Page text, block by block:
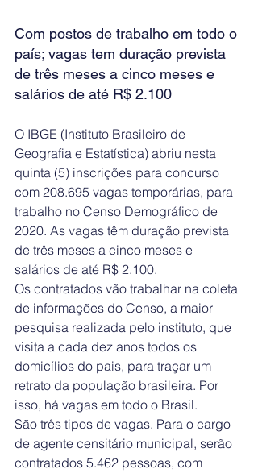
Com postos de trabalho em todo o
país; vagas tem duração prevista
de três meses a cinco meses e
salários de até R$ 2.100
O IBGE (Instituto Brasileiro de
Geografia e Estatística) abriu nesta
quinta (5) inscrições para concurso
com 208.695 vagas temporárias, para
trabalho no Censo Demográfico de
2020. As vagas têm duração prevista
de três meses a cinco meses e
salários de até R$ 2.100.
Os contratados vão trabalhar na coleta
de informações do Censo, a maior
pesquisa realizada pelo instituto, que
visita a cada dez anos todos os
domicílios do pais, para traçar um
retrato da população brasileira. Por
isso, há vagas em todo o Brasil.
São três tipos de vagas. Para o cargo
de agente censitário municipal, serão
contratados 5.462 pessoas, com